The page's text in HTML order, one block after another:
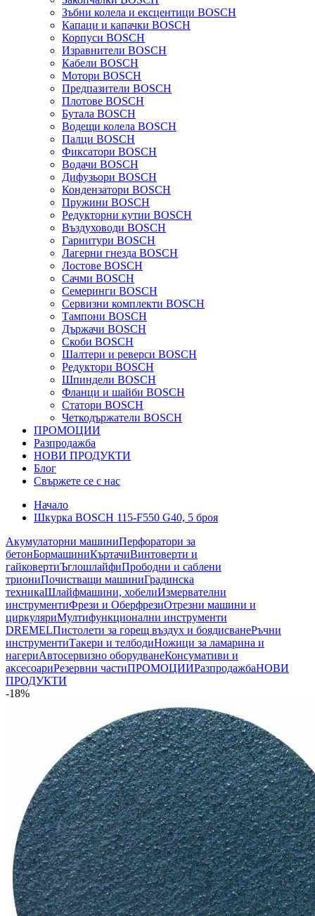
Зъбни колела и ексцентици BOSCH
Капаци и капачки BOSCH
Корпуси BOSCH
Изравнители BOSCH
Кабели BOSCH
Мотори BOSCH
Предпазители BOSCH
Плотове BOSCH
Бутала BOSCH
Водещи колела BOSCH
Палци BOSCH
Фиксатори BOSCH
Водачи BOSCH
Дифузьори BOSCH
Кондензатори BOSCH
Пружини BOSCH
Редукторни кутии BOSCH
Въздуховоди BOSCH
Гарнитури BOSCH
Лагерни гнезда BOSCH
Лостове BOSCH
Сачми BOSCH
Семеринги BOSCH
Сервизни комплекти BOSCH
Тампони BOSCH
Държачи BOSCH
Скоби BOSCH
Шалтери и реверси BOSCH
Редуктори BOSCH
Шпиндели BOSCH
Фланци и шайби BOSCH
Статори BOSCH
Четкодържатели BOSCH
ПРОМОЦИИ
Разпродажба
НОВИ ПРОДУКТИ
Блог
Свържете се с нас
Начало
Шкурка BOSCH 115-F550 G40, 5 броя
Акумулаторни машиниПерфоратори за
бетонБормашиниКъртачиВинтоверти и
гайковертиЪглошлайфиПрободни и саблени
триониПочистващи машиниГрадинска
техникаШлайфмашини, хобелиИзмервателни
инструментиФрези и ОберфрезиОтрезни машини и
циркуляриМултифункционални инструменти
DREMELПистолети за горещ въздух и боядисванеРъчни
инструментиТакери и телбодиНожици за ламарина и
нагериАвтосервизно оборудванеКонсумативи и
аксесоариРезервни частиПРОМОЦИИРазпродажбаНОВИ
ПРОДУКТИ
-18%